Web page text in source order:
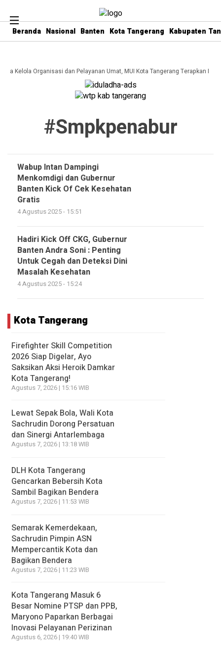
Beranda Nasional Banten Kota Tangerang Kabupaten
Kelola Organisasi dan Pelayanan Umat, MUI Kota Tangerang Terapkan ISO
#smpkpenabur
Wabup Intan Dampingi
Menkomdigi dan Gubernur
Banten Kick Of Cek Kesehatan
Gratis
4 Agustus 2025 - 15:51
Hadiri Kick Off CKG, Gubernur
Banten Andra Soni : Penting
Untuk Cegah dan Deteksi Dini
Masalah Kesehatan
4 Agustus 2025 - 15:24
Kota Tangerang
Firefighter Skill Competition
2026 Siap Digelar, Ayo
Saksikan Aksi Heroik Damkar
Kota Tangerang!
Agustus 7, 2026 | 15:16 WIB
Lewat Sepak Bola, Wali Kota
Sachrudin Dorong Persatuan
dan Sinergi Antarlembaga
Agustus 7, 2026 | 13:18 WIB
DLH Kota Tangerang
Gencarkan Bebersih Kota
Sambil Bagikan Bendera
Agustus 7, 2026 | 11:53 WIB
Semarak Kemerdekaan,
Sachrudin Pimpin ASN
Mempercantik Kota dan
Bagikan Bendera
Agustus 7, 2026 | 11:23 WIB
Kota Tangerang Masuk 6
Besar Nomine PTSP dan PPB,
Maryono Paparkan Berbagai
Inovasi Pelayanan Perizinan
Agustus 6, 2026 | 19:40 WIB